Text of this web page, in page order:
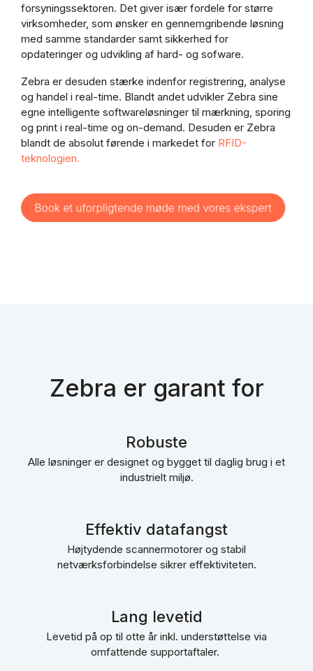
forsyningssektoren. Det giver især fordele for større
virksomheder, som ønsker en gennemgribende løsning
med samme standarder samt sikkerhed for
opdateringer og udvikling af hard- og sofware.
Zebra er desuden stærke indenfor registrering, analyse
og handel i real-time. Blandt andet udvikler Zebra sine
egne intelligente softwareløsninger til mærkning, sporing
og print i real-time og on-demand. Desuden er Zebra
blandt de absolut førende i markedet for RFID-
teknologien.
Zebra er garant for
Robuste
Alle løsninger er designet og bygget til daglig brug i et
industrielt miljø.
Effektiv datafangst
Højtydende scannermotorer og stabil
netværksforbindelse sikrer effektiviteten.
Lang levetid
Levetid på op til otte år inkl. understøttelse via
omfattende supportaftaler.